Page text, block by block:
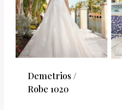
Demetrios /
Robe 1020